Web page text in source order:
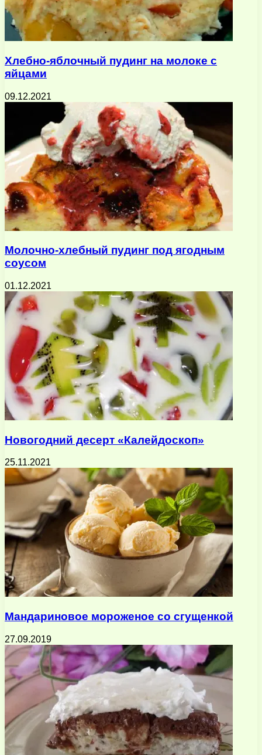
Хлебно-яблочный пудинг на молоке с
яйцами
09.12.2021
Молочно-хлебный пудинг под ягодным
соусом
01.12.2021
Новогодний десерт «Калейдоскоп»
25.11.2021
Мандариновое мороженое со сгущенкой
27.09.2019